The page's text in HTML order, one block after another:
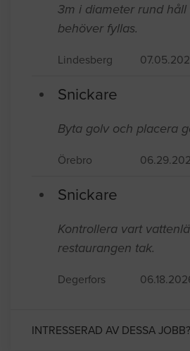
3m i diameter rund
behöver fyllas.
Lindesberg
Snickare
Byta golv och placera
Örebro
Snickare
Kontrollera vart
restaurangen tak.
Degerfors
INTRESSERAD AV DESSA JOBB?